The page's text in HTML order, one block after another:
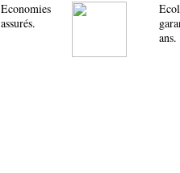
Economies
assurés.
ans.